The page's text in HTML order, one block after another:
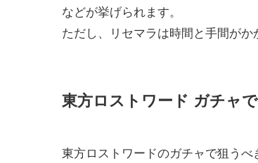
などが挙げられます。
ただし、リセマラは時間と手間がか
東方ロストワード ガチャ
東方ロストワードのガチャで狙う